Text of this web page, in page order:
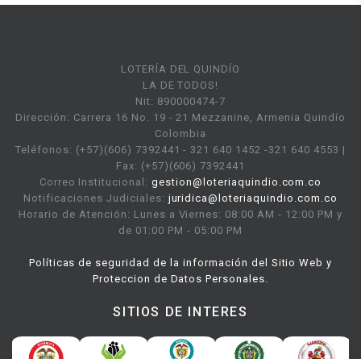
LOTERÍA DEL QUINDÍO
LA DE TODOS!
Nit: 890000474-7
Dirección: Carrera 16 No. 19 - 21 Mezzanine, Armenia Quindío
Colombia
Teléfonos: (+57)(606) 7392441 - 321 640 1452 -321 640 4553 |
Fax: (+57)(606) 7392441
Correo Institucional:gestion@loteriaquindio.com.co
Notificaciones Judiciales: juridica@loteriaquindio.com.co
Horario de Atención: Lunes a Viernes: 08:00 AM - 12:00 PM y
de 01:00 PM - 05:00 PM
Políticas de seguridad de la información del Sitio Web y
Proteccion de Datos Personales.
SITIOS DE INTERES